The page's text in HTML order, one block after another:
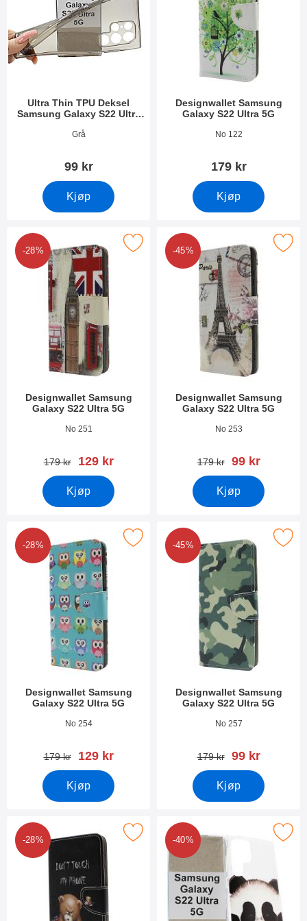
Ultra Thin TPU Deksel
Samsung Galaxy S22 Ultra
Varenummer 43271
Grå
99 kr
Kjøp
Designwallet Samsung
Galaxy S22 Ultra 5G
Varenummer 43268
No 122
179 kr
Kjøp
-28%
Designwallet Samsung
Galaxy S22 Ultra 5G
Varenummer 43267
No 251
gammel pris
179 kr ny pris
129 kr
Kjøp
designwallet Samsung Galaxy S22 Ultra 5G som favoritt
-45%
Designwallet Samsung
Galaxy S22 Ultra 5G
Varenummer 43265
No 253
gammel pris
179 kr ny pris
99 kr
Kjøp
Merk designwallet Samsung
-28%
Designwallet Samsung
Galaxy S22 Ultra 5G
Varenummer 43264
No 254
gammel pris
179 kr ny pris
129 kr
Kjøp
designwallet Samsung Galaxy S22 Ultra 5G som favoritt
-45%
Designwallet Samsung
Galaxy S22 Ultra 5G
Varenummer 43263
No 257
gammel pris
179 kr ny pris
99 kr
Kjøp
Merk designwallet Samsung
-28%
designwallet Samsung Galaxy S22 Ultra 5G som favoritt
-40%
Merk tPU Designdeksel Samsung